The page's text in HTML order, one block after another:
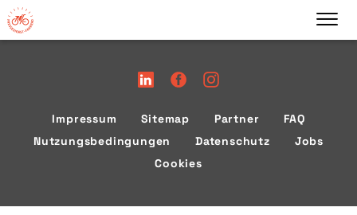
Impressum Sitemap Partner
FAQ
Nutzungsbedingungen
Datenschutz
Jobs
Cookies